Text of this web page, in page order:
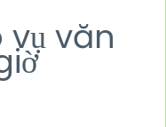
vụ văn